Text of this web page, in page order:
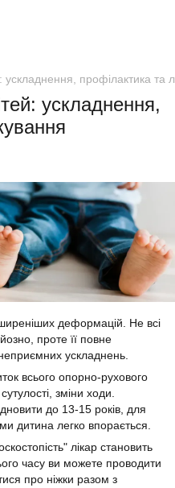
ускладнення, профілактика та
ускладнення,
деформацій. Не всі
проте її повне
ускладнень.
всього опорно-рухового
зміни ходи.
до 13-15 років, для
дитина легко впорається.
лікар становить
часу ви можете проводити
про ніжки разом з